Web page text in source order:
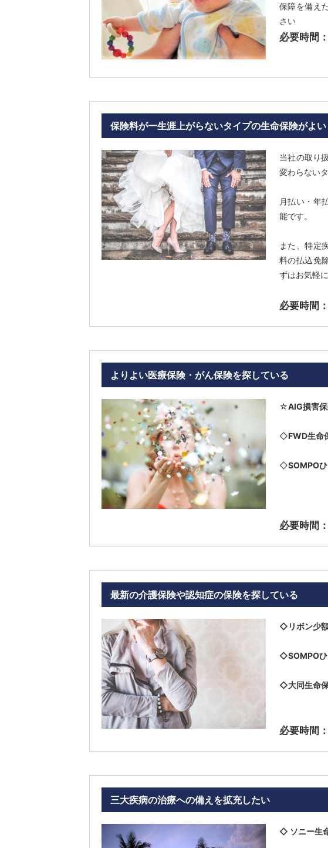
保障を備え
さい
必要時間
保険料が一生涯上がらないタイプの生命保険がよい
当社の取り
変わらない
月払い・年
能です。
また、特定
料の払込免
ずはお気軽
必要時間
よりよい医療保険・がん保険を探している
☆AIG損害
◇FWD生命
◇SOMPO
必要時間
最新の介護保険や認知症の保険を探している
◇リボン少
◇SOMPOひ
◇大同生命
必要時間
三大疾病の治療への備えを拡充したい
​◇ ソニー生